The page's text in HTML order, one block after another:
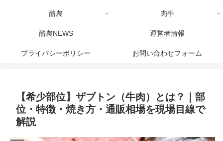
酪農 肉牛
酪農NEWS 運営者情報
プライバシーポリシー お問い合わせフォーム
【希少部位】ザブトン（牛肉）とは？｜部
位・特徴・焼き方・通販相場を現場目線で
解説